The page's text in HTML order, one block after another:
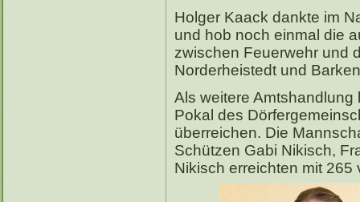
Holger Kaack dankte im
und hob noch einmal die
zwischen Feuerwehr und
Norderheistedt und
Als weitere
Pokal des
überreichen. Die
Schützen Gabi Nikisch,
Nikisch erreichten mit